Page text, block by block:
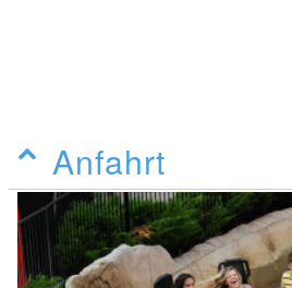
Anfahrt